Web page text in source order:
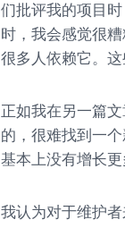
们批评我的项目
时，我会感觉很
很多人依赖它。
正如我在另一篇
的，很难找到一
基本上没有增长更
我认为对于维护